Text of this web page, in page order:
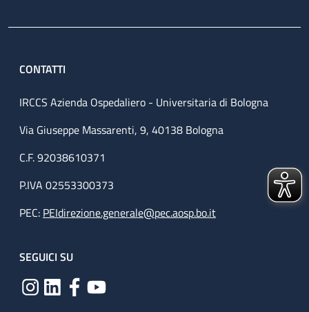
CONTATTI
IRCCS Azienda Ospedaliero - Universitaria di Bologna
Via Giuseppe Massarenti, 9, 40138 Bologna
C.F. 92038610371
P.IVA 02553300373
PEC: PEIdirezione.generale@pec.aosp.bo.it
SEGUICI SU